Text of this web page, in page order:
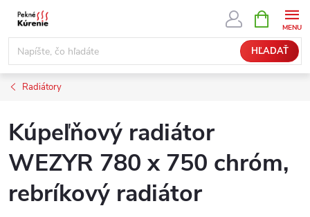
Prejsť
obsah
HĽADAŤ
KOŠÍK
Radiátory
Kúpeľňový radiátor
WEZYR 780 x 750 chróm,
rebríkový radiátor